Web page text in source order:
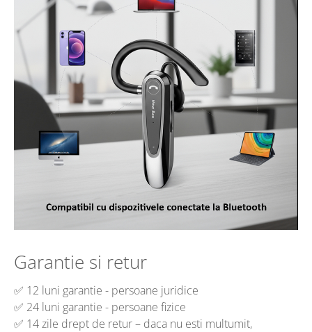
Garantie si retur
✅ 12 luni garantie - persoane juridice
✅ 24 luni garantie - persoane fizice
✅ 14 zile drept de retur – daca nu esti multumit,